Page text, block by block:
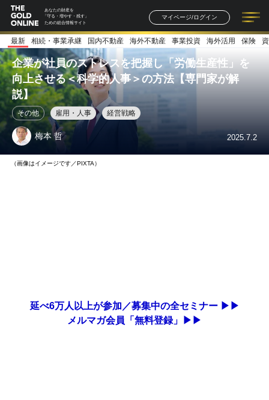
あなたの財産を
「守る・増やす・残す」
ための総合情報サイト
マイページ/ログイン
記事一覧 連載一覧
著者一覧 書籍一覧
最新 相続・事業承継 国内不動産 海外不動産 事業投資 海外活用 保険
企業が社員のストレスを把握し「労働生産性」を
向上させる＜科学的人事＞の方法【専門家が解
説】
その他 雇用・人事 経営戦略
梅本 哲 2025.7.2
（画像はイメージです／PIXTA）
延べ6万人以上が参加／募集中の全セミナー ▶▶
メルマガ会員「無料登録」▶▶